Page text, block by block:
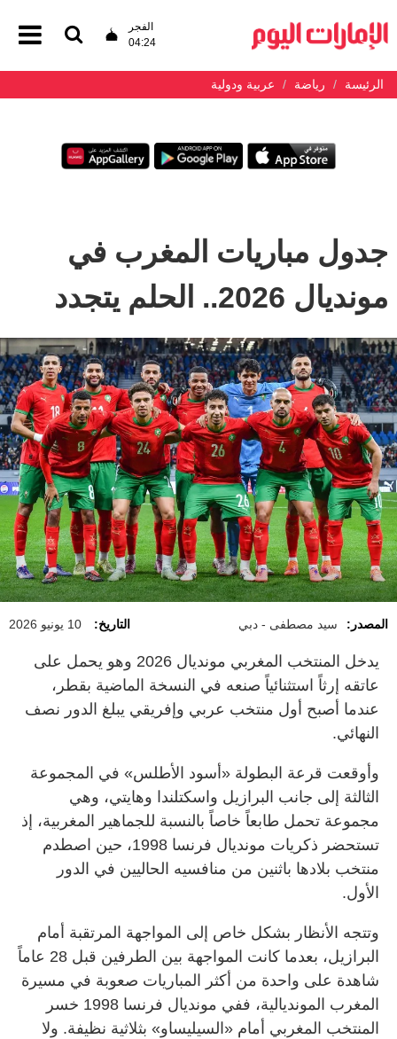
الفجر
04:24
الرئيسة رياضة عربية ودولية
جدول مباريات المغرب في
مونديال 2026.. الحلم يتجدد
المصدر: سيد مصطفى - دبي التاريخ: 10 يونيو 2026
يدخل المنتخب المغربي مونديال 2026 وهو يحمل على
عاتقه إرثاً استثنائياً صنعه في النسخة الماضية بقطر،
عندما أصبح أول منتخب عربي وإفريقي يبلغ الدور نصف
النهائي.
وأوقعت قرعة البطولة «أسود الأطلس» في المجموعة
الثالثة إلى جانب البرازيل واسكتلندا وهايتي، وهي
مجموعة تحمل طابعاً خاصاً بالنسبة للجماهير المغربية، إذ
تستحضر ذكريات مونديال فرنسا 1998، حين اصطدم
منتخب بلادها باثنين من منافسيه الحاليين في الدور
الأول.
وتتجه الأنظار بشكل خاص إلى المواجهة المرتقبة أمام
البرازيل، بعدما كانت المواجهة بين الطرفين قبل 28 عاماً
شاهدة على واحدة من أكثر المباريات صعوبة في مسيرة
المغرب المونديالية، ففي مونديال فرنسا 1998 خسر
المنتخب المغربي أمام «السيليساو» بثلاثية نظيفة. ولا